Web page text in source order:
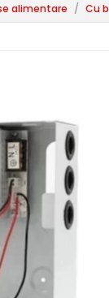
alimentare / Cu